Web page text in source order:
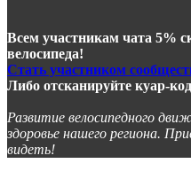
Всем участникам чата 5%
велосипеда!
Стать участником
Либо отсканируйте куар-
Развитие велосипедного
здоровье нашего региона.
видеть!